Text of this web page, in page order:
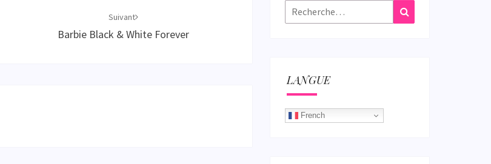
Suivant
Barbie Black & White Forever
Rechercher :
LANGUE
French